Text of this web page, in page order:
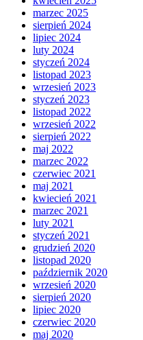
marzec 2025
sierpień 2024
lipiec 2024
luty 2024
styczeń 2024
listopad 2023
wrzesień 2023
styczeń 2023
listopad 2022
wrzesień 2022
sierpień 2022
maj 2022
marzec 2022
czerwiec 2021
maj 2021
kwiecień 2021
marzec 2021
luty 2021
styczeń 2021
grudzień 2020
listopad 2020
październik 2020
wrzesień 2020
sierpień 2020
lipiec 2020
czerwiec 2020
maj 2020